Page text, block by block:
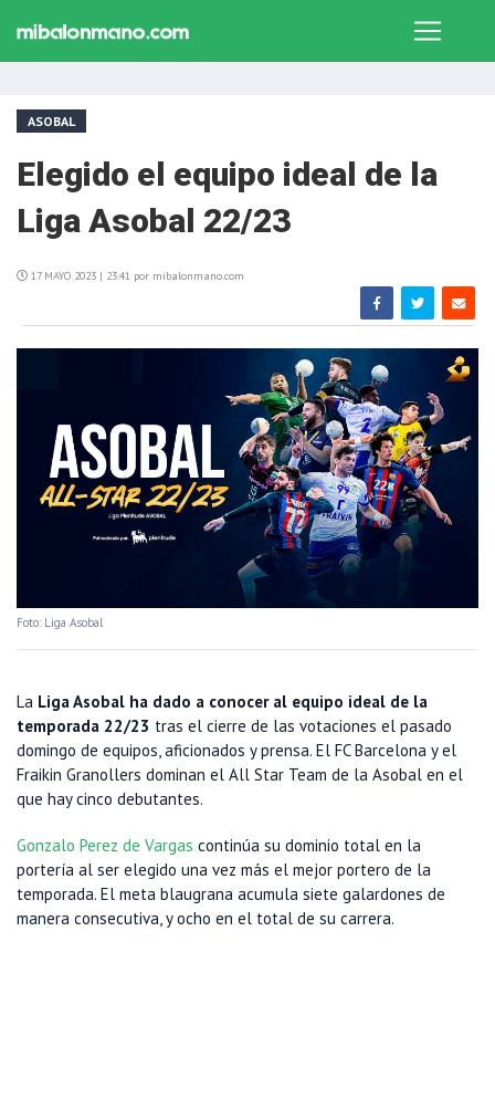
ASOBAL
Elegido el equipo ideal de la
Liga Asobal 22/23
17 MAYO 2023 | 23:41 por mibalonmano.com
Foto: Liga Asobal
La Liga Asobal ha dado a conocer al equipo ideal de la
temporada 22/23 tras el cierre de las votaciones el pasado
domingo de equipos, aficionados y prensa. El FC Barcelona y el
Fraikin Granollers dominan el All Star Team de la Asobal en el
que hay cinco debutantes.
Gonzalo Perez de Vargas continúa su dominio total en la
portería al ser elegido una vez más el mejor portero de la
temporada. El meta blaugrana acumula siete galardones de
manera consecutiva, y ocho en el total de su carrera.